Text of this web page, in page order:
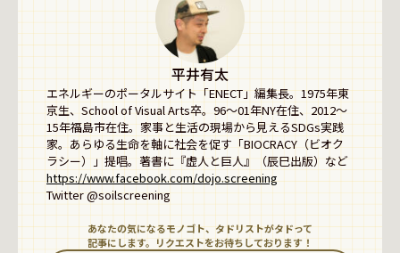
平井有太
エネルギーのポータルサイト「ENECT」編集長。1975年東
京生、School of Visual Arts卒。96〜01年NY在住、2012〜
15年福島市在住。家事と生活の現場から見えるSDGs実践
家。あらゆる生命を軸に社会を促す「BIOCRACY（ビオク
https://www.facebook.com/dojo.screening
あなたの気になるモノゴト、タドリストがタドって
記事にします。リクエストをお待ちしております！